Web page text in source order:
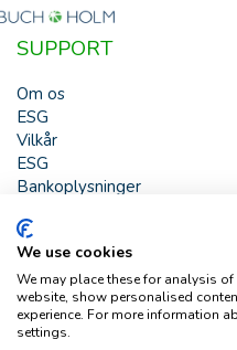
SUPPORT
Om os
ESG
Vilkår
ESG
Bankoplysninger
HJÆLP
Buch & Holm A/S -
Tlf. +45 44 54 00 00 - e-
DK-
We use cookies
We may place these for analysis
website, show personalised
experience. For more information
settings.